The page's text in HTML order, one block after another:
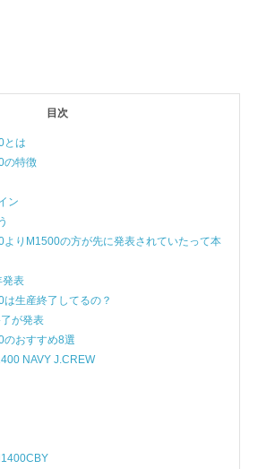
目次
とは
の特徴
ン
りM1500の方が先に発表されていたって本
表
生産終了してるの？
が発表
のおすすめ8選
NAVY J.CREW